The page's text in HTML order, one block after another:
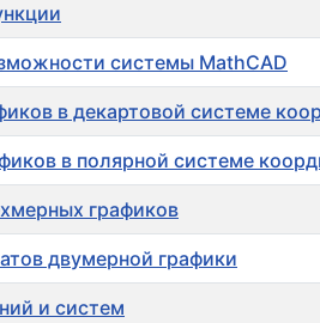
системы MathCAD
в декартовой системе
в полярной системе
графиков
двумерной графики
и систем